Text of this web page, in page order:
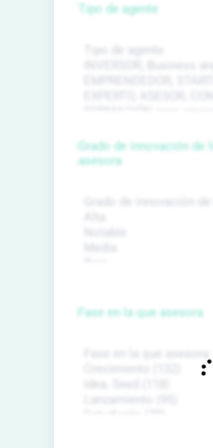
Tipo de agente
Grado de innovación
asesora
Fase en la que asesora